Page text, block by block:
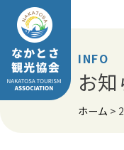
Skip
content
INFO
お知
ホーム >